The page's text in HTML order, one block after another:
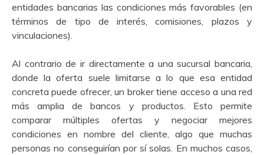
entidades bancarias las condiciones más favorables (en
términos de tipo de interés, comisiones, plazos y
vinculaciones).
Al contrario de ir directamente a una sucursal bancaria,
donde la oferta suele limitarse a lo que esa entidad
concreta puede ofrecer, un broker tiene acceso a una red
más amplia de bancos y productos. Esto permite
comparar múltiples ofertas y negociar mejores
condiciones en nombre del cliente, algo que muchas
personas no conseguirían por sí solas. En muchos casos,